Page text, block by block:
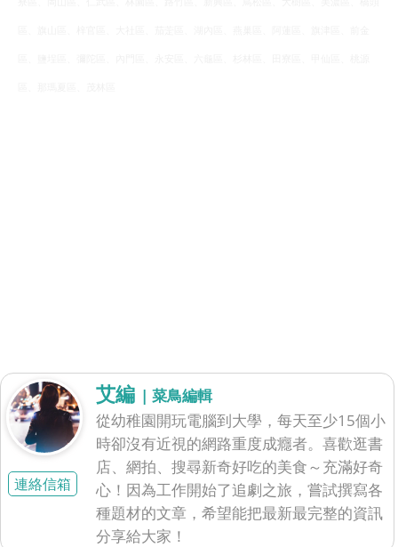
連絡信箱
艾編 | 菜鳥編輯
從幼稚園開玩電腦到大學，每天至少15個小
時卻沒有近視的網路重度成癮者。喜歡逛書
店、網拍、搜尋新奇好吃的美食～充滿好奇
心！因為工作開始了追劇之旅，嘗試撰寫各
種題材的文章，希望能把最新最完整的資訊
分享給大家！